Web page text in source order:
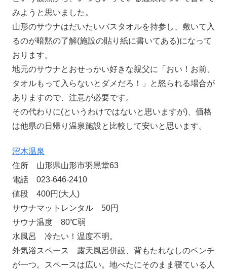
みようと思いました。
山形のサウナはだいたいバスタオルを持参し、敷いて入
るのが暗黙の了解(施設の貼り紙に書いてある)になって
おります。
地元のサウナとおせっかい好きな親父に「おい！お前、
タオルもって入らないとダメだろ！」と怒られる場合が
ありますので、注意が必要です。
その代わりに(というわけではないと思いますが)、価格
は他県の日帰り温泉施設と比較して安いと思います。
沼木温泉
住所 山形県山形市羽黒堂63
電話 023-646-2410
値段 400円(大人)
サウナマットレンタル 50円
サウナ温度 80℃弱
水風呂 冷たい！温度不明。
外気浴スペース 露天風呂併設、背もたれなしのベンチ
が一つ。スペースは広い。地べたにそのまま寝ている人